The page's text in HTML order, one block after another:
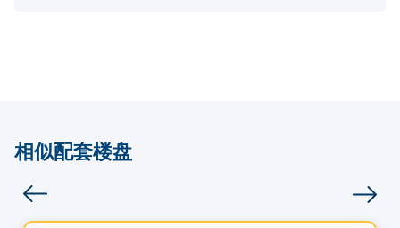
相似配套楼盘
房子